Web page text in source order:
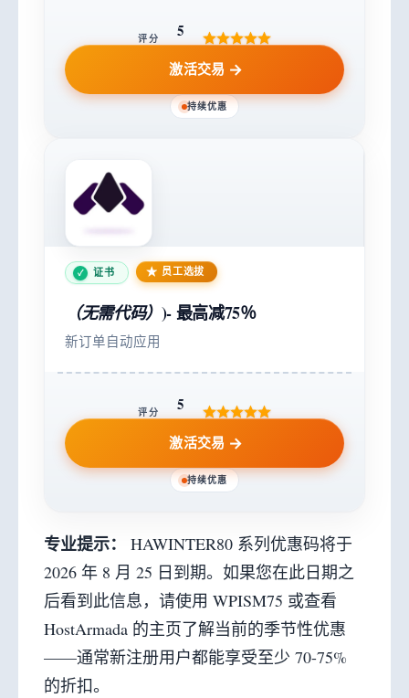
评分 5
激活交易
持续优惠
证书 员工选拔
（无需代码） )-最高减75％
新订单自动应用
评分 5
激活交易
持续优惠
专业提示：
HAWINTER80 系列优惠码将于
2026 年 8 月 25 日到期。如果您在此日期之
后看到此信息，请使用 WPISM75 或查看
HostArmada 的主页了解当前的季节性优惠
——通常新注册用户都能享受至少 70-75%
的折扣。